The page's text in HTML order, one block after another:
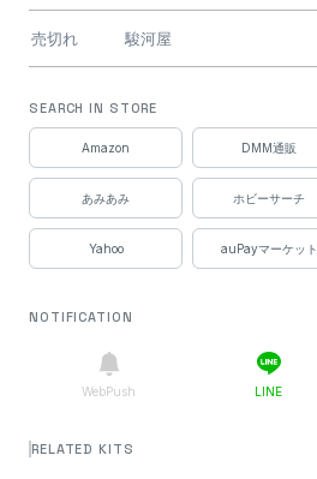
売切れ 駿河屋
DMM通販
ホビーサーチ
売切れ auPayマーケット
売切れ ソフマップ
SEARCH IN STORE
Amazon DMM通販
あみあみ ホビーサーチ
Yahoo auPayマーケット
NOTIFICATION
WebPush LINE
RELATED KITS